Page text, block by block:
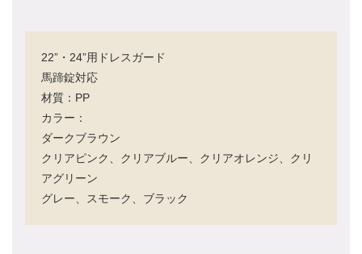
22”・24”用ドレスガード
馬蹄錠対応
材質：PP
カラー：
ダークブラウン
クリアピンク、クリアブルー、クリアオレンジ、クリ
アグリーン
グレー、スモーク、ブラック